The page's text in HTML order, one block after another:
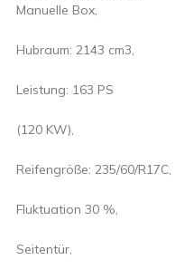
Manuelle Box,
Hubraum: 2143 cm3,
Leistung: 163 PS
(120 KW),
Reifengröße: 235/60/R17C,
Fluktuation 30 %,
Seitentür,